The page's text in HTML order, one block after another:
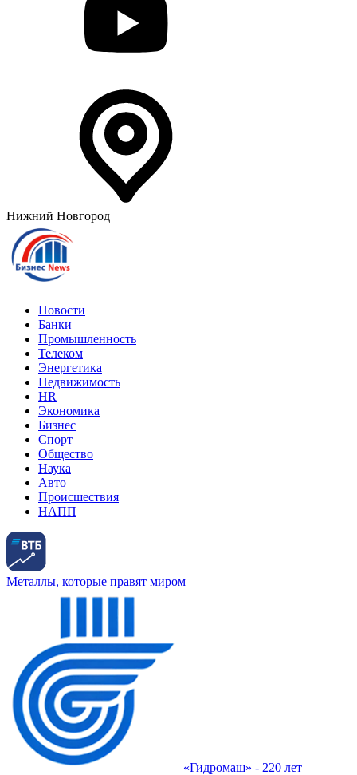
Нижний Новгород
Новости
Банки
Промышленность
Телеком
Энергетика
Недвижимость
HR
Экономика
Бизнес
Спорт
Общество
Наука
Авто
Происшествия
НАПП
Металлы, которые правят миром
«Гидромаш» - 220 лет